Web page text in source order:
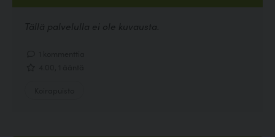
Tällä palvelulla ei ole kuvausta.